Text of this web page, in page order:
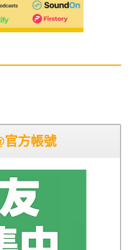
官方帳號